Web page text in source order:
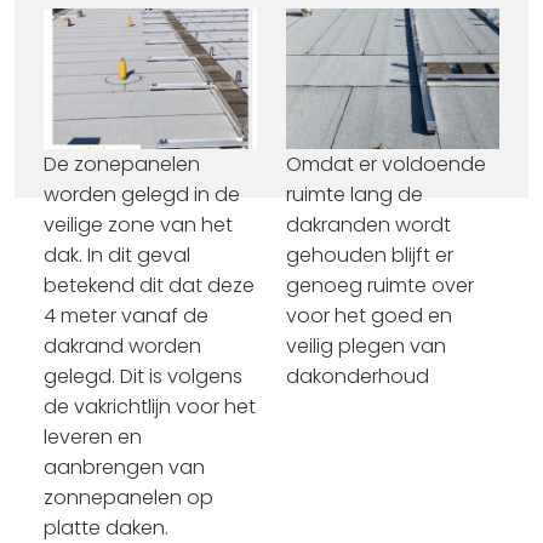
De zonepanelen
worden gelegd in de
veilige zone van het
dak. In dit geval
betekend dit dat deze
4 meter vanaf de
dakrand worden
gelegd. Dit is volgens
de vakrichtlijn voor het
leveren en
aanbrengen van
zonnepanelen op
platte daken.
Omdat er voldoende
ruimte lang de
dakranden wordt
gehouden blijft er
genoeg ruimte over
voor het goed en
veilig plegen van
dakonderhoud